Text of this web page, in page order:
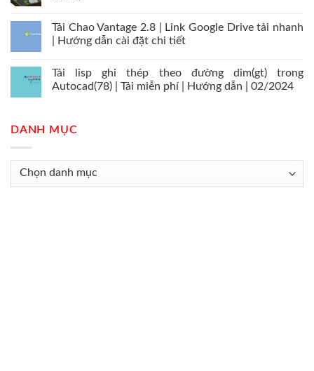
Tải Chao Vantage 2.8 | Link Google Drive tải nhanh
| Hướng dẫn cài đặt chi tiết
Tải lisp ghi thép theo đường dim(gt) trong
Autocad(78) | Tải miễn phí | Hướng dẫn | 02/2024
DANH MỤC
Danh